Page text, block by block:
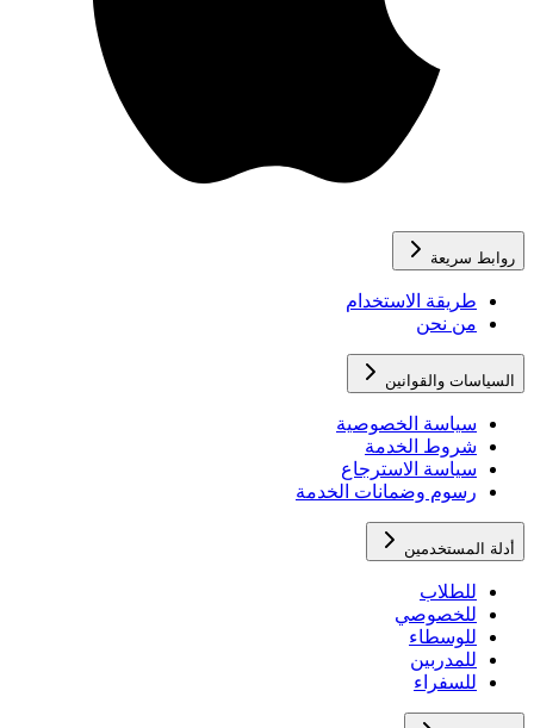
روابط سريعة
طريقة الاستخدام
من نحن
السياسات والقوانين
سياسة الخصوصية
شروط الخدمة
سياسة الاسترجاع
رسوم وضمانات الخدمة
أدلة المستخدمين
للطلاب
للخصوصي
للوسطاء
للمدربين
للسفراء